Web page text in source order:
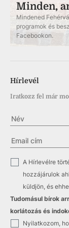
Minden,
Mindened
programok és
Facebookon.
Hírlevél
Iratkozz fel már
A Hírlevélre
hozzájárulok
küldjön, és
Tudomásul bírok
korlátozás és
Nyilatkozom,